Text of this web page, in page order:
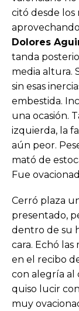
citó desde los
Dolores
tanda
media altura.
sin esas
embestida.
una ocasión.
izquierda, la
aún peor.
mató de
Fue
Cerró plaza
presentado,
dentro de su
cara. Echó
en el recibo
con alegría al
quiso lucir
muy